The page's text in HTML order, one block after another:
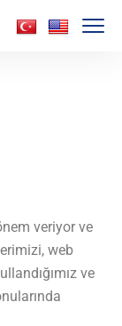
veriyor ve
web
ve